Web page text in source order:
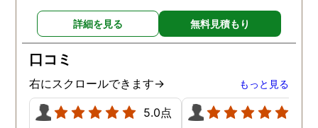
旭法さんです。 調査場所が
旭川市外の時もありました
が、長年の経験とプロの対
応力を持ってして、見事に
証拠を掴んでくれました。
調査内容も料金も納得。何
より、信頼できます。 私
詳細を見る 無料見積もり
口コミ
右にスクロールできます→ もっと見る
5.0点